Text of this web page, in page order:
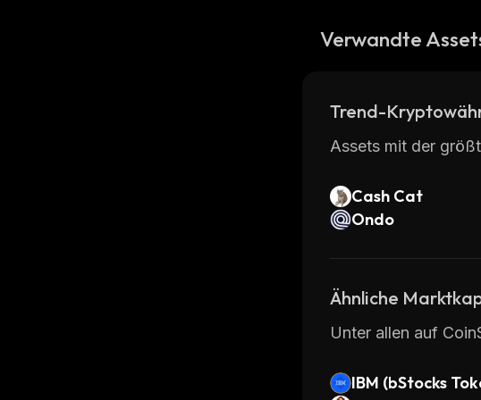
Verwandte
Trend-
Assets mit der
Cash Cat
Ondo
Ähnliche
Unter allen auf
IBM (bStocks